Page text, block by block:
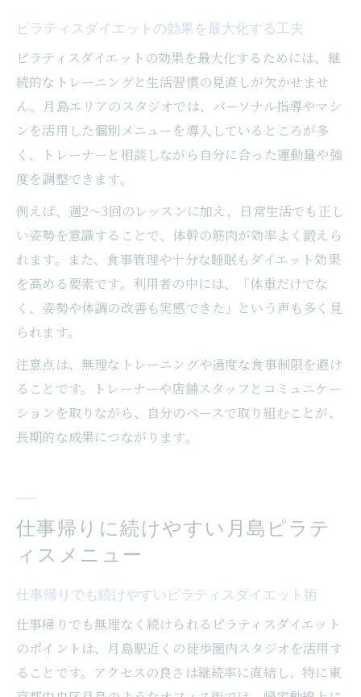
ピラティスダイエットの効果を最大化する工夫
ピラティスダイエットの効果を最大化するためには、継
続的なトレーニングと生活習慣の見直しが欠かせませ
ん。月島エリアのスタジオでは、パーソナル指導やマシ
ンを活用した個別メニューを導入しているところが多
く、トレーナーと相談しながら自分に合った運動量や強
度を調整できます。
例えば、週2〜3回のレッスンに加え、日常生活でも正し
い姿勢を意識することで、体幹の筋肉が効率よく鍛えら
れます。また、食事管理や十分な睡眠もダイエット効果
を高める要素です。利用者の中には、「体重だけでな
く、姿勢や体調の改善も実感できた」という声も多く見
られます。
注意点は、無理なトレーニングや過度な食事制限を避け
ることです。トレーナーや店舗スタッフとコミュニケー
ションを取りながら、自分のペースで取り組むことが、
長期的な成果につながります。
仕事帰りに続けやすい月島ピラテ
ィスメニュー
仕事帰りでも続けやすいピラティスダイエット術
仕事帰りでも無理なく続けられるピラティスダイエット
のポイントは、月島駅近くの徒歩圏内スタジオを活用す
ることです。アクセスの良さは継続率に直結し、特に東